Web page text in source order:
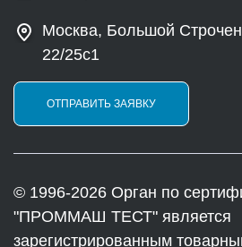
Москва, Большой
22/25с1
ОТПРАВИТЬ ЗАЯВКУ
© 1996-2026 Орган по
"ПРОММАШ ТЕСТ" является
зарегистрированным